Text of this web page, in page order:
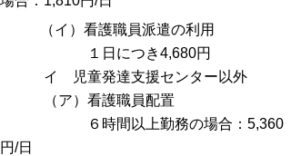
（イ）看護職員派遣の利用
１日につき4,680円
イ 児童発達支援センター以外
（ア）看護職員配置
６時間以上勤務の場合：5,360
円/日